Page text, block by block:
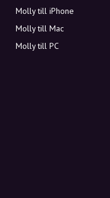
Molly till iPhone
Molly till Mac
Molly till PC